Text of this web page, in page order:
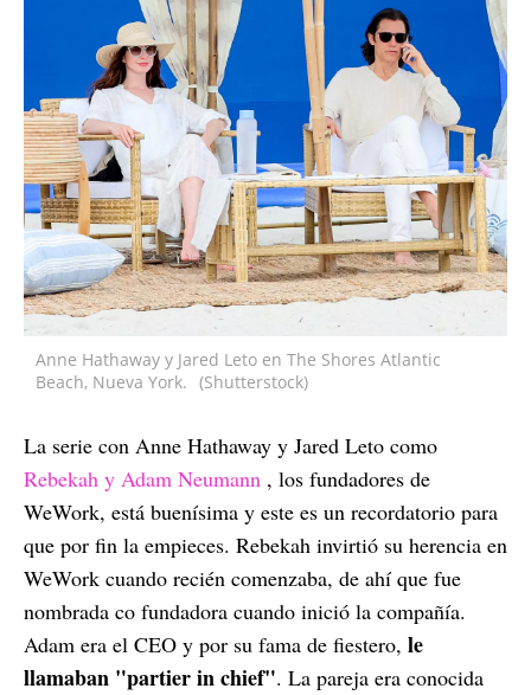
Anne Hathaway y Jared Leto en The Shores Atlantic
Beach, Nueva York. (Shutterstock)
La serie con Anne Hathaway y Jared Leto como
Rebekah y Adam Neumann , los fundadores de
WeWork, está buenísima y este es un recordatorio para
que por fin la empieces. Rebekah invirtió su herencia en
WeWork cuando recién comenzaba, de ahí que fue
nombrada co fundadora cuando inició la compañía.
Adam era el CEO y por su fama de fiestero, le
llamaban "partier in chief". La pareja era conocida